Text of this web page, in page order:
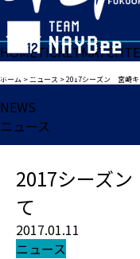
HOMETICKETMATCH
ホーム >ニュース >2017シーズン 宮崎キ
NEWS
ニュース
2017シーズ
て
2017.01.11
ニュース